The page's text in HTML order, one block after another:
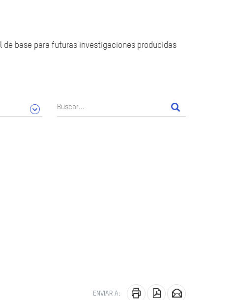
base para futuras investigaciones producidas
ENVIAR A: